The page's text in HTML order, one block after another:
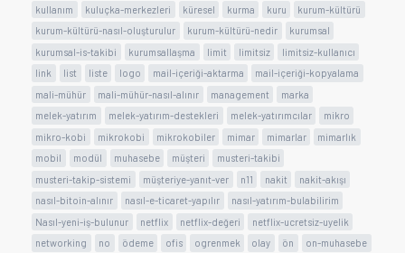
kullanım
kuluçka-merkezleri küresel kurma kuru
kurum-kültürü
kurum-kültürü-nasıl-oluşturulur
kurum-kültürü-nedir
kurumsal
kurumsal-is-takibi
kurumsallaşma limit limitsiz
limitsiz-kullanıcı
link
list liste logo mail-içeriği-aktarma
mail-içeriği-kopyalama
mali-mühür
mali-mühür-nasıl-alınır management
marka
melek-yatırım
melek-yatırım-destekleri melek-yatırımcılar
mikro
mikro-kobi
mikrokobi mikrokobiler mimar mimarlar
mimarlık
mobil
modül muhasebe müşteri
musteri-takibi
musteri-takip-sistemi
müşteriye-yanıt-ver n11 nakit
nakit-akışı
nasıl-bitoin-alınır
nasıl-e-ticaret-yapılır
nasıl-yatırım-bulabilirim
Nasıl-yeni-iş-bulunur
netflix netflix-değeri
netflix-ucretsiz-uyelik
networking
no ödeme ofis ogrenmek olay ön
on-muhasebe